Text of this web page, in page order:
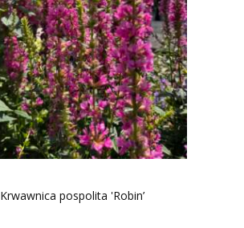
Krwawnica pospolita 'Robin’